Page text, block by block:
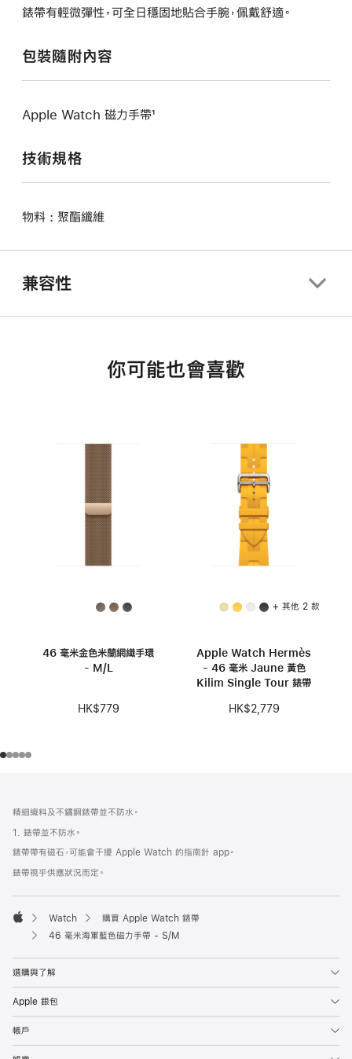
錶帶有輕微彈性，可全日穩固地貼合手腕，佩戴舒適。
包裝隨附內容
Apple Watch 磁力手帶¹
技術規格
物料 : 聚酯纖維
兼容性
你可能也會喜歡
46 毫米金色米蘭網織手環
- M/L
HK$779
+ 其他 2 款
Apple Watch Hermès
- 46 毫米 Jaune 黃色
Kilim Single Tour 錶帶
HK$2,779
腳
腳
精細織料及不鏽鋼錶帶並不防水。
1. 錶帶並不防水。
錶帶帶有磁石，可能會干擾 Apple Watch 的指南針 app。
錶帶視乎供應狀況而定。
Apple
Watch
購買 Apple Watch 錶帶
46 毫米海軍藍色磁力手帶 - S/M
選購與了解
Apple 銀包
帳戶